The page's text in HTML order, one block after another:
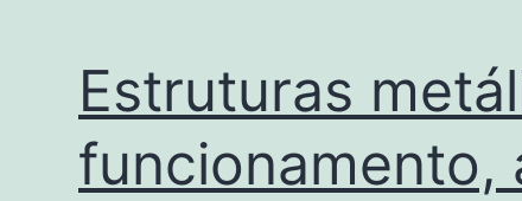
Estruturas
funcionamento,